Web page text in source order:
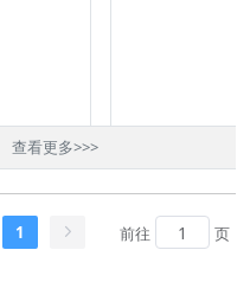
查看更多>>>
1 前往 页